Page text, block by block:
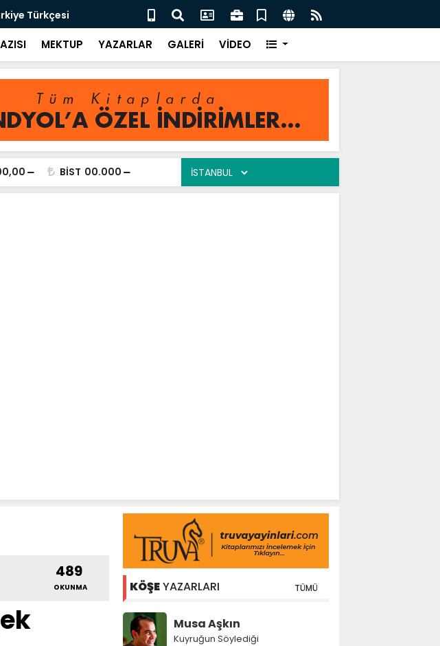
Türkçesi Sanal Şövalyeler / Ali Tuluk
MEKTUP YAZARLAR GALERİ VİDEO
BİST 00.000
489
OKUNMA KÖŞEYAZARLARI TÜMÜ
Musa Aşkın
Kuyruğun Söylediği